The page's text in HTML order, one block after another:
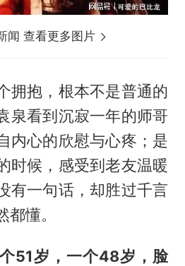
闻 查看更多图片
拥抱，根本不是普通的
看到沉寂一年的师哥
内心的欣慰与心疼；是
时候，感受到老友温暖
有一句话，却胜过千言
懂。
51岁，一个48岁，脸